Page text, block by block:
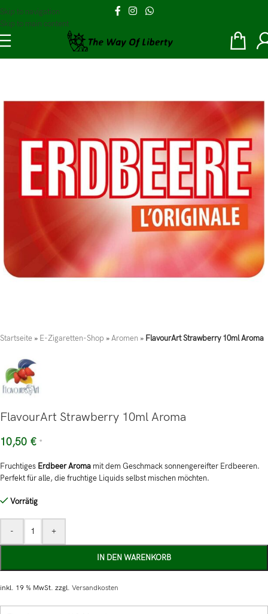
Skip to navigation
Skip to main content
Startseite » E-Zigaretten-Shop »Aromen » FlavourArt Strawberry 10ml Aroma
FlavourArt Strawberry 10ml Aroma
10,50 € *
Fruchtiges Erdbeer Aroma mit dem Geschmack sonnengereifter Erdbeeren.
Perfekt für alle, die fruchtige Liquids selbst mischen möchten.
Vorrätig
- +
IN DEN WARENKORB
inkl. 19 % MwSt. zzgl. Versandkosten